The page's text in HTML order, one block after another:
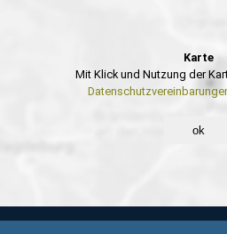
Karte
Mit Klick und Nutzung der
ok